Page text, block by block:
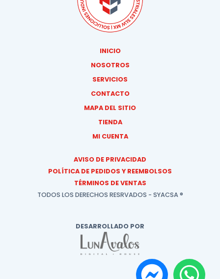
INICIO
NOSOTROS
SERVICIOS
CONTACTO
MAPA DEL SITIO
TIENDA
MI CUENTA
AVISO DE PRIVACIDAD
POLÍTICA DE PEDIDOS Y REEMBOLSOS
TÉRMINOS DE VENTAS
TODOS LOS DERECHOS RESRVADOS - SYACSA ®
DESARROLLADO POR